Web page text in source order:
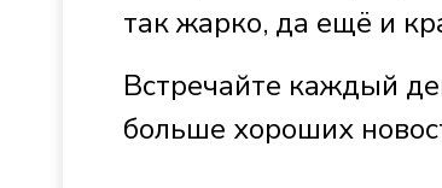
так жарко, да ещё и
Встречайте каждый
больше хороших